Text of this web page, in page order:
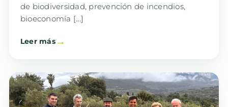
de biodiversidad, prevención de incendios,
bioeconomía [...]
Leer más